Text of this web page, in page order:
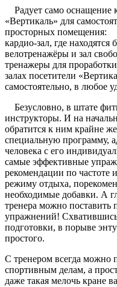
Радует само оснащение
«Вертикаль» для
просторных помещения:
кардио-зал, где
велотренажёры и зал
тренажеры для
залах посетители
самостоятельно, в любое
Безусловно, в штате
инструкторы. И на
обратится к ним крайне
специальную программу,
человека с его
самые эффективные
рекомендации по частоте
режиму отдыха,
необходимые добавки. А
тренера можно
упражнений!
подготовки, в порыве
простого.
С тренером всегда можно
спортивным делам, а
даже такая мелочь кране